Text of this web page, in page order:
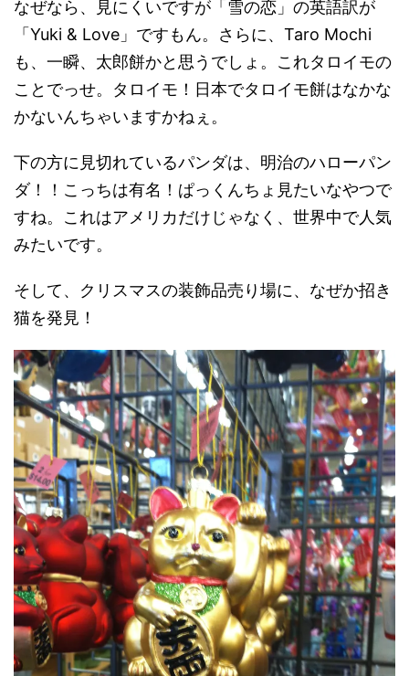
なぜなら、見にくいですが「雪の恋」の英語訳が
「Yuki & Love」ですもん。さらに、Taro Mochi
も、一瞬、太郎餅かと思うでしょ。これタロイモの
ことでっせ。タロイモ！日本でタロイモ餅はなかな
かないんちゃいますかねぇ。
下の方に見切れているパンダは、明治のハローパン
ダ！！こっちは有名！ぱっくんちょ見たいなやつで
すね。これはアメリカだけじゃなく、世界中で人気
みたいです。
そして、クリスマスの装飾品売り場に、なぜか招き
猫を発見！